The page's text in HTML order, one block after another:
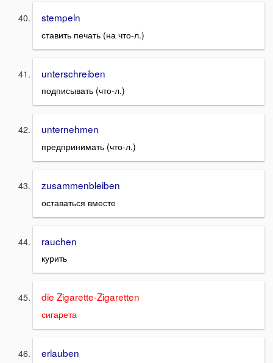
stempeln
ставить печать (на что-л.)
unterschreiben
подписывать (что-л.)
unternehmen
предпринимать (что-л.)
zusammenbleiben
оставаться вместе
rauchen
курить
die Zigarette-Zigaretten
сигарета
erlauben